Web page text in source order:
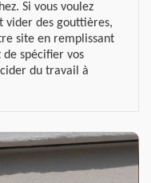
Si vous voulez
vider des gouttières,
site en remplissant
spécifier vos
du travail à